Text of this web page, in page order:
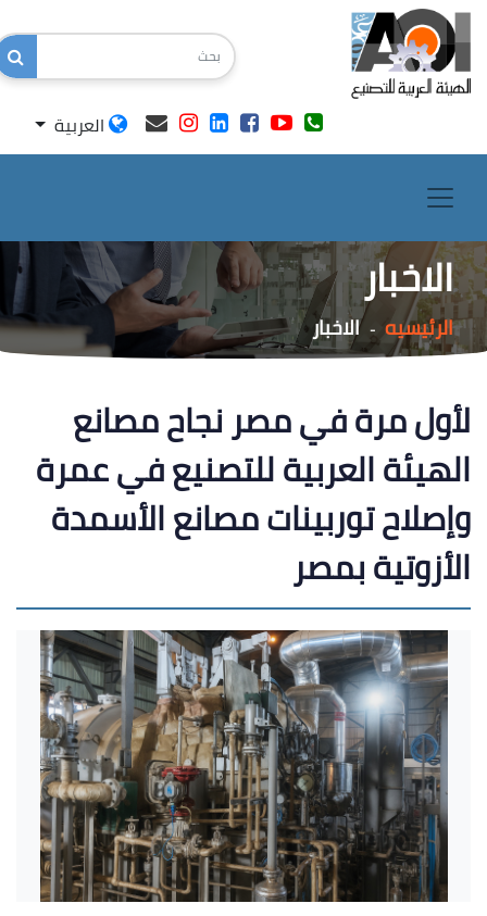
العربية
الاخبار
الرئيسيه الاخبار
لأول مرة في مصر نجاح مصانع
الهيئة العربية للتصنيع في عمرة
وإصلاح توربينات مصانع الأسمدة
الأزوتية بمصر